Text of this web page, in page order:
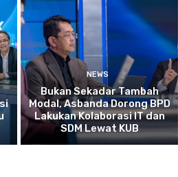
NEWS
Bukan Sekadar Tambah
Modal, Asbanda Dorong BPD
Lakukan Kolaborasi IT dan
SDM Lewat KUB